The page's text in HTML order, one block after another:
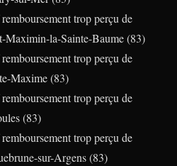
trop perçu de
Maximin-la-Sainte-Baume (83)
trop perçu de
Maxime (83)
trop perçu de
(83)
trop perçu de
sur-Argens (83)